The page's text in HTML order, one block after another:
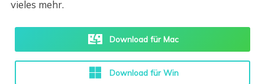
vieles mehr.
Download für Mac
Download für Win